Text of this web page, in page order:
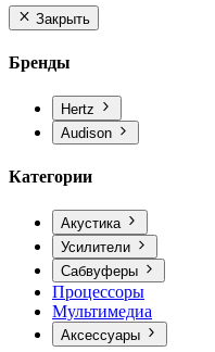
Закрыть
Бренды
Hertz
Audison
Категории
Акустика
Усилители
Сабвуферы
Процессоры
Мультимедиа
Аксессуары